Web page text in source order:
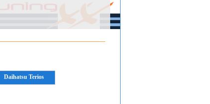
Daihatsu Terios